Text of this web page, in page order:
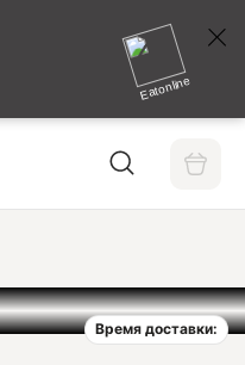
Eatonline
Время доставки: